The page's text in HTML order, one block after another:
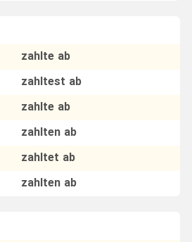
zahlte ab
zahltest ab
zahlte ab
zahlten ab
zahltet ab
zahlten ab